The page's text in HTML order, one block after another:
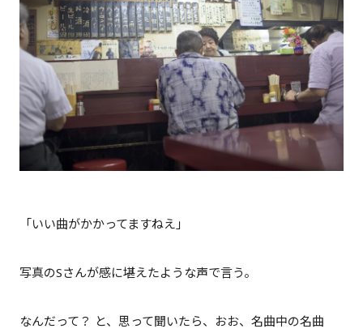
「いい曲がかかってますねえ」
写真のSさんが感に堪えたような声で言う。
なんだって？ と、思って聞いたら、おお、名曲中の名曲